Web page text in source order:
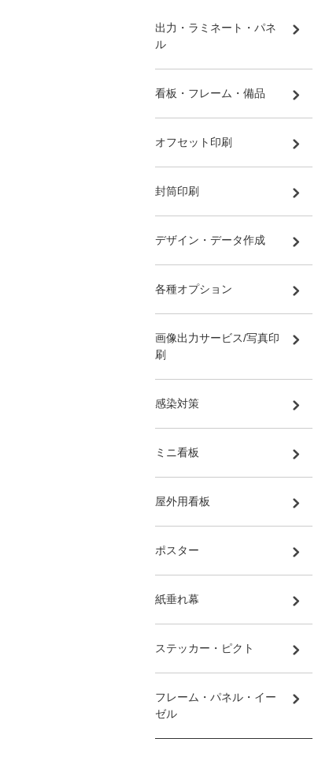
出力・ラミネート・パネ
ル
看板・フレーム・備品
オフセット印刷
封筒印刷
デザイン・データ作成
各種オプション
画像出力サービス/写真印
刷
感染対策
ミニ看板
屋外用看板
ポスター
紙垂れ幕
ステッカー・ピクト
フレーム・パネル・イー
ゼル